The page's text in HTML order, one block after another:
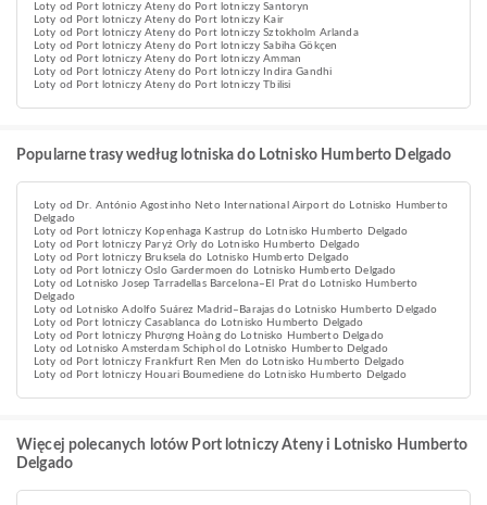
Loty od Port lotniczy Ateny do Port lotniczy Santoryn
Loty od Port lotniczy Ateny do Port lotniczy Kair
Loty od Port lotniczy Ateny do Port lotniczy Sztokholm Arlanda
Loty od Port lotniczy Ateny do Port lotniczy Sabiha Gökçen
Loty od Port lotniczy Ateny do Port lotniczy Amman
Loty od Port lotniczy Ateny do Port lotniczy Indira Gandhi
Loty od Port lotniczy Ateny do Port lotniczy Tbilisi
Popularne trasy według lotniska do Lotnisko Humberto Delgado
Loty od Dr. António Agostinho Neto International Airport do Lotnisko Humberto
Delgado
Loty od Port lotniczy Kopenhaga Kastrup do Lotnisko Humberto Delgado
Loty od Port lotniczy Paryż Orly do Lotnisko Humberto Delgado
Loty od Port lotniczy Bruksela do Lotnisko Humberto Delgado
Loty od Port lotniczy Oslo Gardermoen do Lotnisko Humberto Delgado
Loty od Lotnisko Josep Tarradellas Barcelona–El Prat do Lotnisko Humberto
Delgado
Loty od Lotnisko Adolfo Suárez Madrid–Barajas do Lotnisko Humberto Delgado
Loty od Port lotniczy Casablanca do Lotnisko Humberto Delgado
Loty od Port lotniczy Phượng Hoàng do Lotnisko Humberto Delgado
Loty od Lotnisko Amsterdam Schiphol do Lotnisko Humberto Delgado
Loty od Port lotniczy Frankfurt Ren Men do Lotnisko Humberto Delgado
Loty od Port lotniczy Houari Boumediene do Lotnisko Humberto Delgado
Więcej polecanych lotów Port lotniczy Ateny i Lotnisko Humberto
Delgado